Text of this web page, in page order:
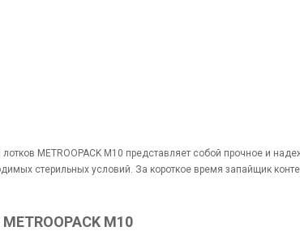
METROOPACK M10 представляет собой прочное и
стерильных условий. За короткое время запайщик
M10